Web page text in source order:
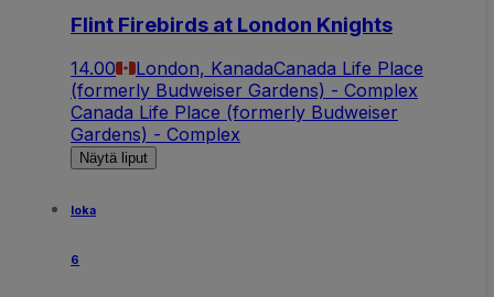
Flint Firebirds at London Knights
14.00 London, KanadaCanada Life Place
(formerly Budweiser Gardens) - Complex
Canada Life Place (formerly Budweiser
Gardens) - Complex
Näytä liput
loka
6